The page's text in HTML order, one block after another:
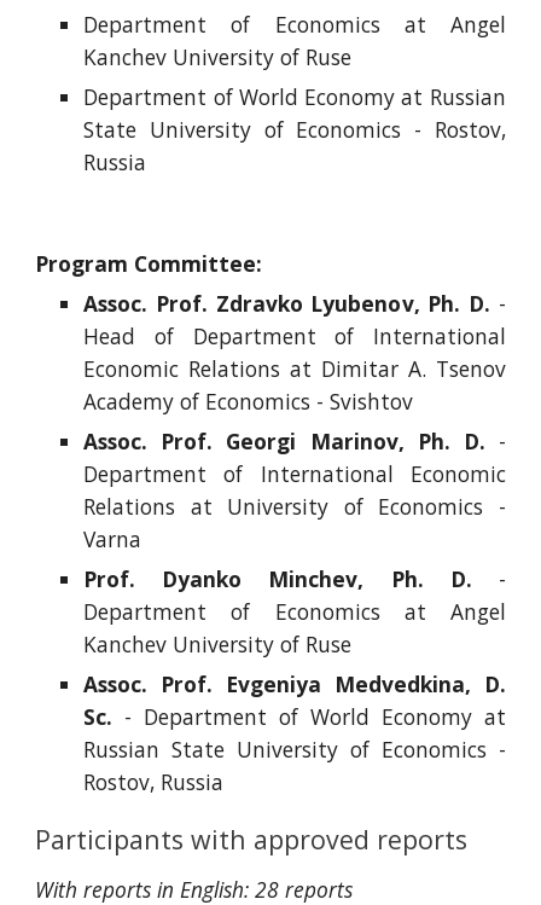
Department of Economics at Angel
Kanchev University of Ruse
Department of World Economy at Russian
State University of Economics - Rostov,
Russia
Program Committee:
Assoc. Prof. Zdravko Lyubenov, Ph. D. -
Head of Department of International
Economic Relations at Dimitar A. Tsenov
Academy of Economics - Svishtov
Assoc. Prof. Georgi Marinov, Ph. D. -
Department of International Economic
Relations at University of Economics -
Varna
Prof. Dyanko Minchev, Ph. D. -
Department of Economics at Angel
Kanchev University of Ruse
Assoc. Prof. Evgeniya Medvedkina, D.
Sc. - Department of World Economy at
Russian State University of Economics -
Rostov, Russia
Participants with approved reports
With reports in English: 28 reports